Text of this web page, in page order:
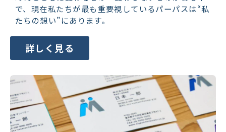
で、現在私たちが最も重要視しているパーパスは“私
たちの想い”にあります。
詳しく見る